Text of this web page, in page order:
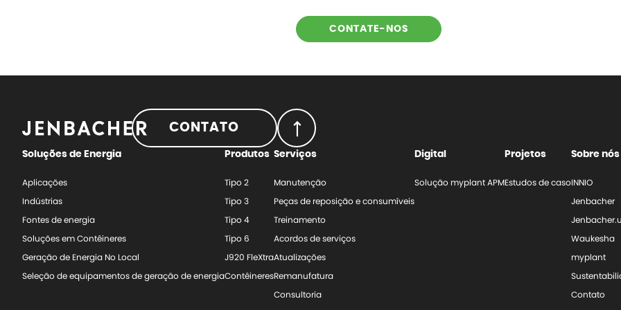
CONTATE-NOS
CONTATO
Soluções de Energia
Aplicações
Indústrias
Fontes de energia
Soluções em Contêineres
Geração de Energia No Local
Seleção de equipamentos de geração de energia
Produtos
Tipo 2
Tipo 3
Tipo 4
Tipo 6
J920 FleXtra
Contêineres
Serviços
Manutenção
Peças de reposição e consumíveis
Treinamento
Acordos de serviços
Atualizações
Remanufatura
Consultoria
Digital
Solução myplant APM
Projetos
Estudos de caso
Sobre nós
INNIO
Jenbacher
Waukesha
myplant
Contato